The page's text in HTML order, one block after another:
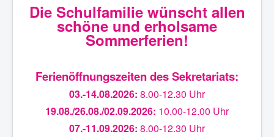
Die Schulfamilie wünscht allen
schöne und erholsame
Sommerferien!
Ferienöffnungszeiten des Sekretariats:
03.-14.08.2026: 8.00-12.30 Uhr
19.08./26.08./02.09.2026: 10.00-12.00 Uhr
07.-11.09.2026: 8.00-12.30 Uhr